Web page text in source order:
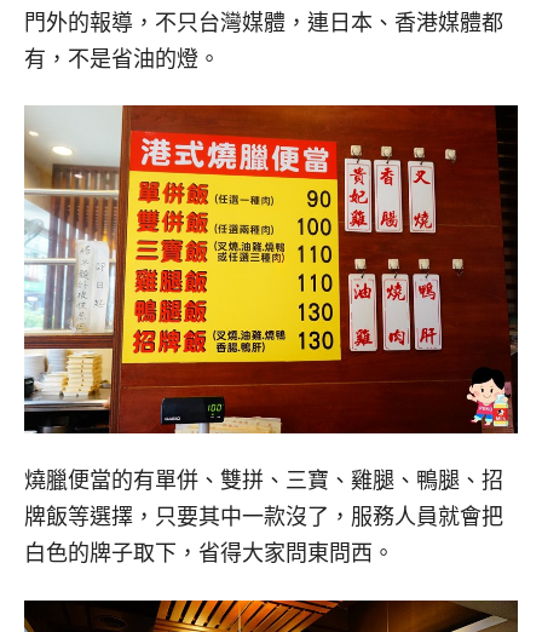
門外的報導，不只台灣媒體，連日本、香港媒體都
有，不是省油的燈。
燒臘便當的有單併、雙拼、三寶、雞腿、鴨腿、招
牌飯等選擇，只要其中一款沒了，服務人員就會把
白色的牌子取下，省得大家問東問西。